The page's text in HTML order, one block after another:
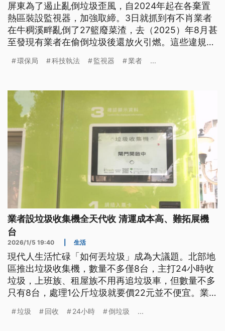
屏東為了遏止亂倒垃圾歪風，自2024年起在各棄置
熱區裝設監視器，加強取締。3日就抓到有不肖業者
在牛稠溪畔亂倒了27籃廢菜渣，去（2025）年8月甚
至發現有業者在偷倒垃圾後還放火引燃。這些違規行
業者、進行開罰。
環保局 科技執法 監視器 業者 ...
業者設垃圾收集機全天代收 清運成本高、難拓展機
台
2026/1/5 19:40 生活
現代人生活忙碌「如何丟垃圾」成為大議題。北部地
區推出垃圾收集機，數量不多僅8台，主打24小時收
垃圾，上班族、租屋族不用再追垃圾車，但數量不多
只有8台，處理1公斤垃圾就要價22元並不便宜。業
外，也有業者配合環保議題，引進「再生塑膠、生鮮
垃圾 回收 24小時 倒垃圾 ...